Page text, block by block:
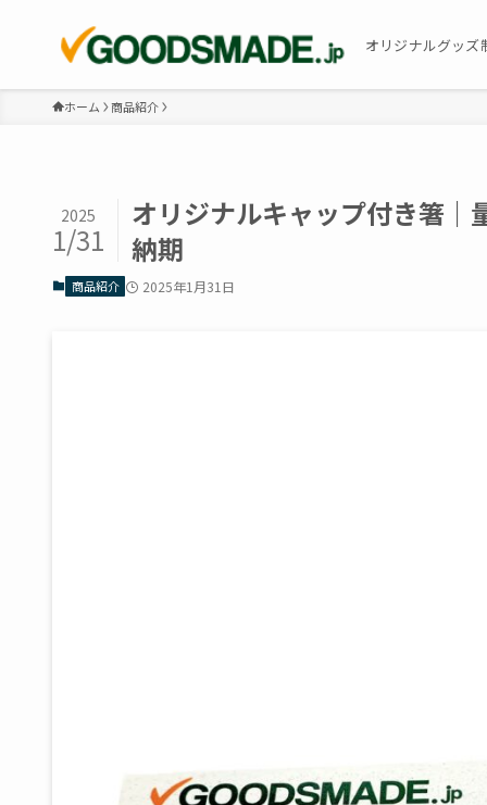
オリジナルグッズ
ホーム 商品紹介
オリジナルキャップ付き箸｜
納期
2025
1/31
商品紹介 2025年1月31日